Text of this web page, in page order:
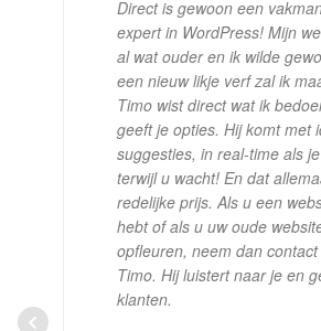
Direct is gewoon een
expert in WordPress! Mijn
al wat ouder en ik wilde
een nieuw likje verf zal ik
Timo wist direct wat ik
geeft je opties. Hij komt met
suggesties, in real-time als
terwijl u wacht! En dat
redelijke prijs. Als u een
hebt of als u uw oude
opfleuren, neem dan
Timo. Hij luistert naar je en
klanten.